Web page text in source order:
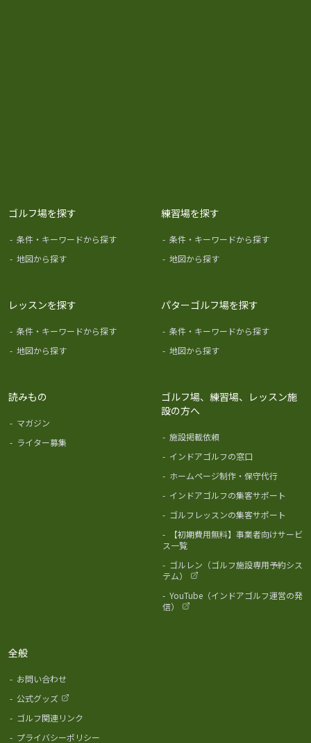
ゴルフ場を探す
- 条件・キーワードから探す
- 地図から探す
練習場を探す
- 条件・キーワードから探す
- 地図から探す
レッスンを探す
- 条件・キーワードから探す
- 地図から探す
パターゴルフ場を探す
- 条件・キーワードから探す
- 地図から探す
読みもの
- マガジン
- ライター募集
ゴルフ場、練習場、レッスン施
設の方へ
- 施設掲載依頼
- インドアゴルフの窓口
- ホームページ制作・保守代行
- インドアゴルフの集客サポート
- ゴルフレッスンの集客サポート
-
【初期費用無料】事業者向けサービ
ス一覧
- ゴルレン（ゴルフ施設専用予約シス
テム）
- YouTube（インドアゴルフ運営の発
信）
全般
- お問い合わせ
- 公式グッズ
- ゴルフ関連リンク
- プライバシーポリシー